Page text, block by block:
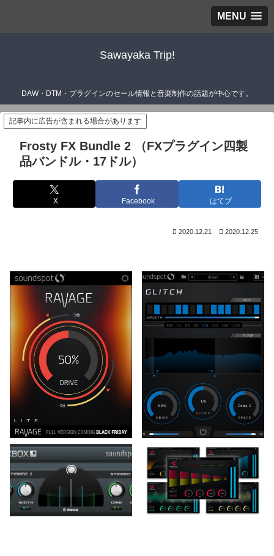
MENU
Sawayaka Trip!
DAW・DTM・プラグインのセール情報と音楽制作の話題が中心です。
記事内に広告が含まれる場合があります
Frosty FX Bundle 2 （FXプラグイン四製
品バンドル・17ドル）
X Facebook はてブ
2020.12.21 2020.12.25